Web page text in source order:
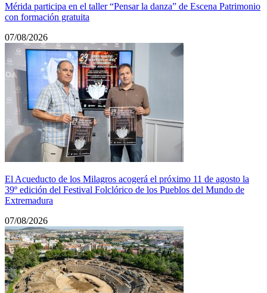
Mérida participa en el taller “Pensar la danza” de Escena Patrimonio
con formación gratuita
07/08/2026
El Acueducto de los Milagros acogerá el próximo 11 de agosto la
39º edición del Festival Folclórico de los Pueblos del Mundo de
Extremadura
07/08/2026